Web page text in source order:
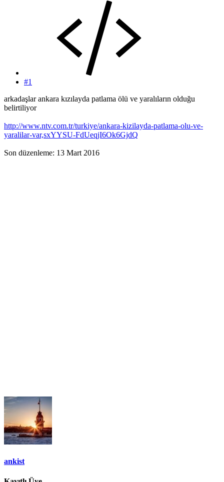
#1
arkadaşlar ankara kızılayda patlama ölü ve yaralıların olduğu
belirtiliyor
http://www.ntv.com.tr/turkiye/ankara-kizilayda-patlama-olu-ve-
yaralilar-var,sxYYSU-FdUeqjI6Ok6GjdQ
Son düzenleme: 13 Mart 2016
ankist